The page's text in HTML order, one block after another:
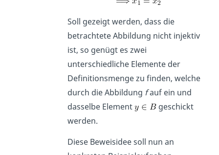
Soll gezeigt werden, dass die
betrachtete Abbildung nicht injektiv
ist, so genügt es zwei
unterschiedliche Elemente der
Definitionsmenge zu finden, welche
durch die Abbildung fauf ein und
dasselbe Element
geschickt
werden.
Diese Beweisidee soll nun an